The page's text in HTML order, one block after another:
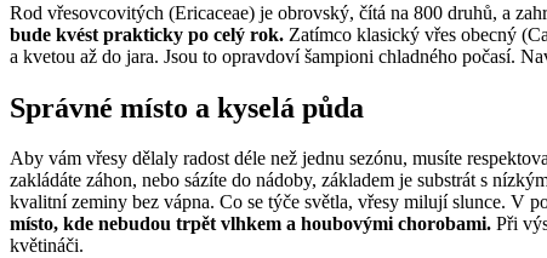
Rod vřesovcovitých (Ericaceae) je obrovský, čítá na 800 druhů, a
bude kvést prakticky po celý rok. Zatímco klasický vřes obecný
a kvetou až do jara. Jsou to opravdoví šampioni chladného počasí.
Správné místo a kyselá půda
Aby vám vřesy dělaly radost déle než jednu sezónu, musíte
zakládáte záhon, nebo sázíte do nádoby, základem je substrát s
kvalitní zeminy bez vápna. Co se týče světla, vřesy milují slunce. V
místo, kde nebudou trpět vlhkem a houbovými chorobami. Při
květináči.